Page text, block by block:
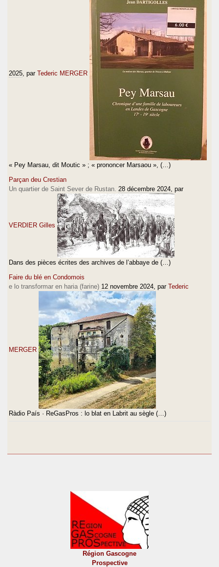
2025 , par Tederic MERGER
« Pey Marsau, dit Moutic » ; « prononcer Marsaou », (…)
Parçan deu Crestian
Un quartier de Saint Sever de Rustan. 28 décembre 2024 , par
VERDIER Gilles
Dans des pièces écrites des archives de l’abbaye de (…)
Faire du blé en Condomois
e lo transformar en haria (farine) 12 novembre 2024 , par Tederic
MERGER
Ràdio País · ReGasPros : lo blat en Labrit au sègle (…)
Région Gascogne
Prospective